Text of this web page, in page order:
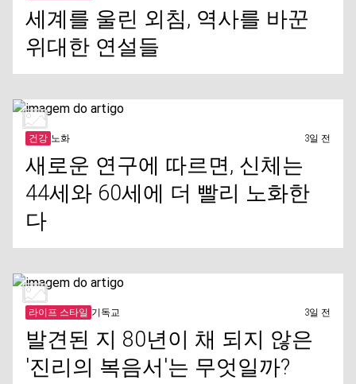
세계를 울린 외침, 역사를 바꾼
위대한 연설들
건강 노화 3일 전
새로운 연구에 따르면, 신체는
44세와 60세에 더 빨리 노화한
다
라이프 스타일 기독교 3일 전
발견된 지 80년이 채 되지 않은
'진리의 복음서'는 무엇일까?